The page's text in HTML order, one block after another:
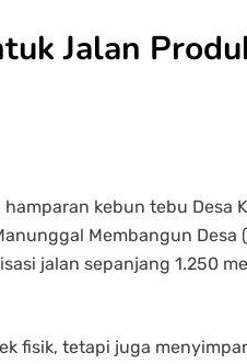
Jalan
kebun tebu Desa
Membangun Desa
jalan sepanjang 1.250
fisik, tetapi juga